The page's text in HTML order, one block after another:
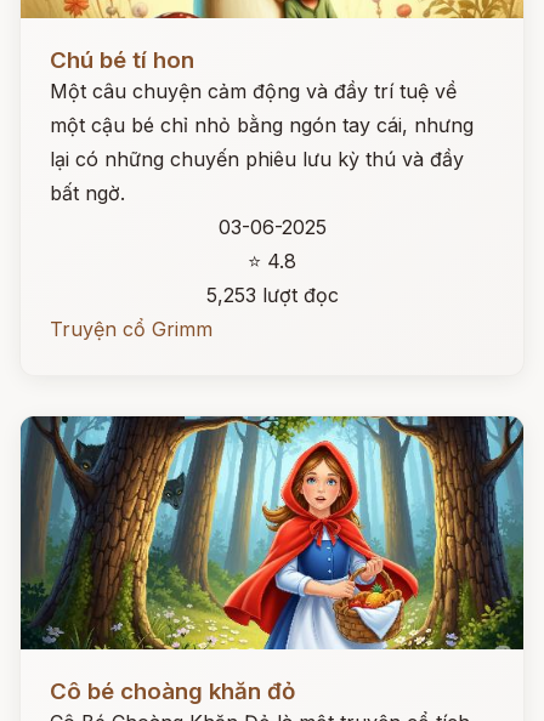
Chú bé tí hon
Một câu chuyện cảm động và đầy trí tuệ về
một cậu bé chỉ nhỏ bằng ngón tay cái, nhưng
lại có những chuyến phiêu lưu kỳ thú và đầy
bất ngờ.
03-06-2025
⭐ 4.8
5,253 lượt đọc
Truyện cổ Grimm
Cô bé choàng khăn đỏ